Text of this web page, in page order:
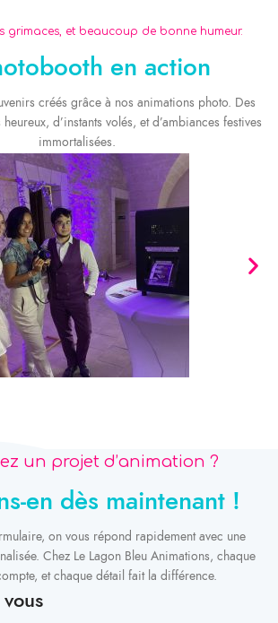
grimaces, et beaucoup de bonne humeur.
en action
créés grâce à nos animations photo. Des
d’instants volés, et d’ambiances festives
immortalisées.
un projet d’animation ?
en dès maintenant !
on vous répond rapidement avec une
Chez Le Lagon Bleu Animations, chaque
et chaque détail fait la différence.